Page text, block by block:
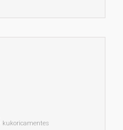
kukoricamentes